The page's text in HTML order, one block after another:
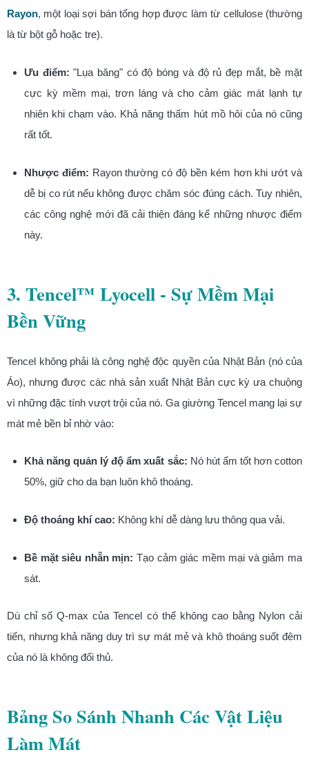
Rayon, một loại sợi bán tổng hợp được làm từ cellulose (thường
là từ bột gỗ hoặc tre).
Ưu điểm: "Lụa băng" có độ bóng và độ rủ đẹp mắt, bề mặt
cực kỳ mềm mại, trơn láng và cho cảm giác mát lạnh tự
nhiên khi chạm vào. Khả năng thấm hút mồ hôi của nó cũng
rất tốt.
Nhược điểm: Rayon thường có độ bền kém hơn khi ướt và
dễ bị co rút nếu không được chăm sóc đúng cách. Tuy nhiên,
các công nghệ mới đã cải thiện đáng kể những nhược điểm
này.
3. Tencel™ Lyocell - Sự Mềm Mại
Bền Vững
Tencel không phải là công nghệ độc quyền của Nhật Bản (nó của
Áo), nhưng được các nhà sản xuất Nhật Bản cực kỳ ưa chuộng
vì những đặc tính vượt trội của nó. Ga giường Tencel mang lại sự
mát mẻ bền bỉ nhờ vào:
Khả năng quản lý độ ẩm xuất sắc: Nó hút ẩm tốt hơn cotton
50%, giữ cho da bạn luôn khô thoáng.
Độ thoáng khí cao: Không khí dễ dàng lưu thông qua vải.
Bề mặt siêu nhẵn mịn: Tạo cảm giác mềm mại và giảm ma
sát.
Dù chỉ số Q-max của Tencel có thể không cao bằng Nylon cải
tiến, nhưng khả năng duy trì sự mát mẻ và khô thoáng suốt đêm
của nó là không đối thủ.
Bảng So Sánh Nhanh Các Vật Liệu
Làm Mát